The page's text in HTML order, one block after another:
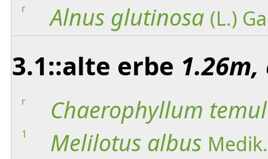
r Alnus glutinosa (L.)
3.1::alte erbe
r Chaerophyllum
1 Melilotus albus Medik.